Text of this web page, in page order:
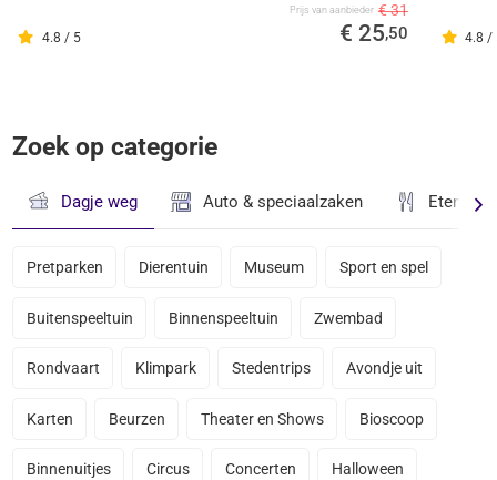
4.8 / 5
Prijs van aanbieder € 31
€ 25,50 4.8 /
Zoek op categorie
Dagje weg Auto & speciaalzaken Eten &
Pretparken Dierentuin Museum Sport en spel
Buitenspeeltuin Binnenspeeltuin Zwembad
Rondvaart Klimpark Stedentrips Avondje uit
Karten Beurzen Theater en Shows Bioscoop
Binnenuitjes Circus Concerten Halloween